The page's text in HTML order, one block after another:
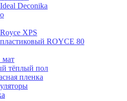
Deconika
XPS
ROYCE 80
тёплый пол
пленка